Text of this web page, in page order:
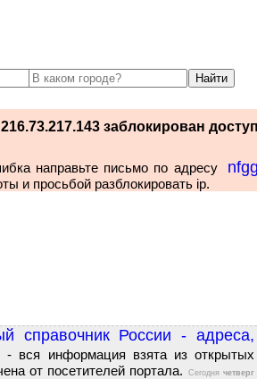
заблокирован
направьте письмо по адресу
и просьбой разблокировать ip.
справочник России - адреса,
- вся информация взята из открытых
от посетителей портала.
Сегоднячетверг